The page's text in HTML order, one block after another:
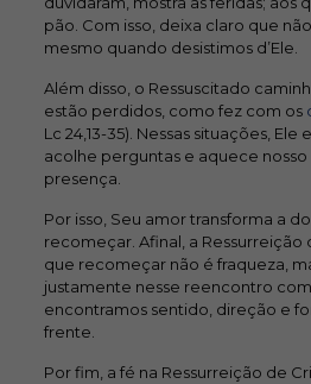
pão. Com isso, deixa claro que
mesmo quando desistimos d’Ele.
Além disso, o Ressuscitado
estão perdidos, como fez com os
Lc 24,13-35). Nessas situações, Ele
acolhe perguntas e aquece
presença.
Por isso, Seu amor transforma a
recomeçar. Afinal, a Ressurreição
que recomeçar não é fraqueza,
justamente nesse reencontro
encontramos sentido, direção e
frente.
Por fim, a fé na Ressurreição de